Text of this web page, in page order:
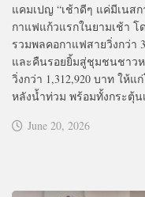
แคมเปญ “เช้าดีๆ แค่มีเนส
กาแฟแก้วแรกในยามเช้า
รวมพลคอกาแฟสายวิ่งกว่า
และคืนรอยยิ้มสู่ชุมชนชาว
วิ่งกว่า 1,312,920 บาท ให้
หลังน้ำท่วม พร้อมทั้งกระตุ้น
June 20, 2026